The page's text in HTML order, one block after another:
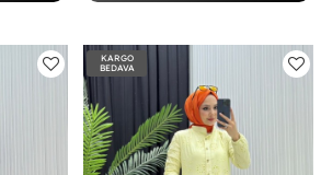
KARGO
BEDAVA